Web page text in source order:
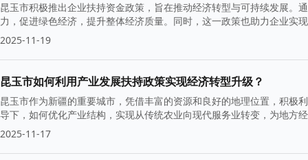
昆玉市积极推出企业扶持资金政策，旨在推动经济转型与可持续发展。
力，促进绿色经济，提升整体经济质量。同时，这一政策也助力企业实
2025-11-19
昆玉市如何利用产业发展扶持政策实现经济转型升级？
昆玉市作为新疆的重要城市，凭借丰富的资源和良好的地理位置，积极
导下，如何优化产业结构，实现从传统农业向现代服务业转变，为地方
2025-11-17